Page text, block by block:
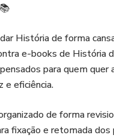
História de forma
e-books de História
para quem quer
e eficiência.
de forma
fixação e retomada dos